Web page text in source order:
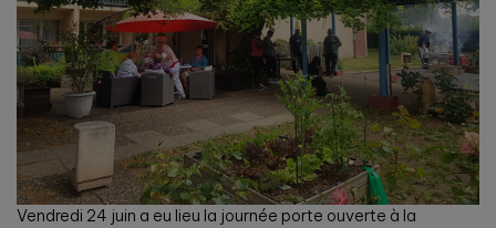
Vendredi 24 juin a eu lieu la journée porte ouverte à la